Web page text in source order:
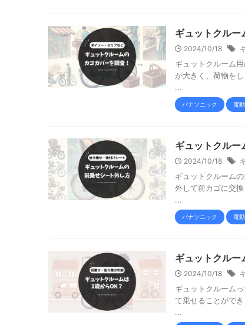
ギュットクルー
2024/10/18
ギュットクルーム
が大きく、荷物を
...
パナソニック 電
ギュットクルー
2024/10/18
ギュットクルーム
外して前カゴに交
...
パナソニック 電
ギュットクルー
2024/10/18
ギュットクルーム
て乗せることがで
...